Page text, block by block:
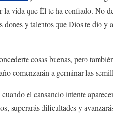
vida que Él te ha confiado. No
dones y talentos que Dios te dio y
cosas buenas, pero
comenzarán a germinar las
el cansancio intente
superarás dificultades y